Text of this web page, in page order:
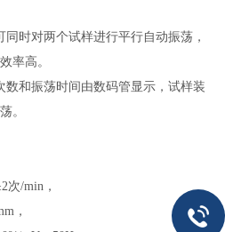
时对两个试样进行平行自动振荡，
率高。
数和振荡时间由数码管显示，试样装
。
/min，
，